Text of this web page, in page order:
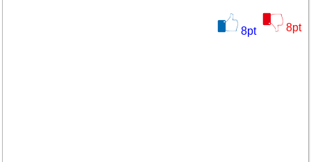
8pt 8pt